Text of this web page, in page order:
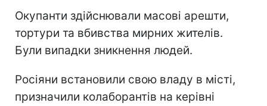
Окупанти здійснювали масові арешти,
тортури та вбивства мирних жителів.
Були випадки зникнення людей.
Росіяни встановили свою владу в місті,
призначили колаборантів на керівні